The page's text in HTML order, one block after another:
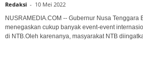
Redaksi - 10 Mei 2022
NUSRAMEDIA.COM -- Gubernur Nusa Tenggara
menegaskan cukup banyak event-event
di NTB.Oleh karenanya, masyarakat NTB